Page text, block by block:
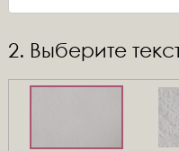
2. Выберите